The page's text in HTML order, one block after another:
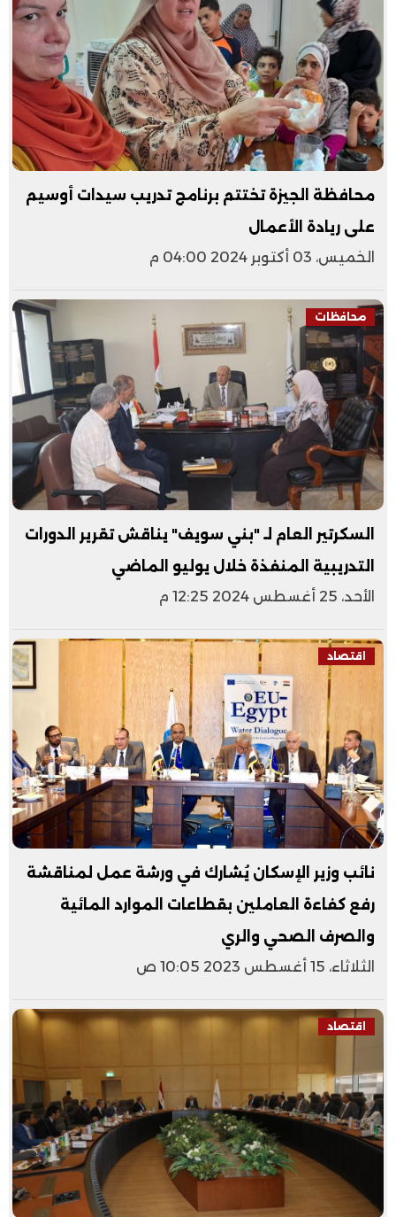
محافظة الجيزة تختتم برنامج تدريب سيدات أوسيم
على ريادة الأعمال
الخميس، 03 أكتوبر 2024 04:00 م
محافظات
السكرتير العام لـ "بني سويف" يناقش تقرير الدورات
التدريبية المنفذة خلال يوليو الماضي
الأحد، 25 أغسطس 2024 12:25 م
اقتصاد
نائب وزير الإسكان يُشارك في ورشة عمل لمناقشة
رفع كفاءة العاملين بقطاعات الموارد المائية
والصرف الصحي والري
الثلاثاء، 15 أغسطس 2023 10:05 ص
اقتصاد